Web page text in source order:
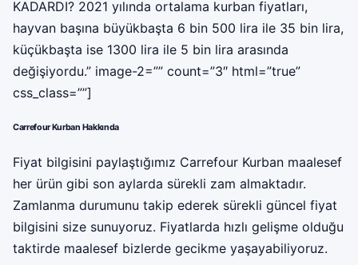
KADARDI? 2021 yılında ortalama kurban fiyatları,
hayvan başına büyükbaşta 6 bin 500 lira ile 35 bin lira,
küçükbaşta ise 1300 lira ile 5 bin lira arasında
değişiyordu.” image-2=”” count=”3″ html=”true”
css_class=””]
Carrefour Kurban Hakkında
Fiyat bilgisini paylaştığımız Carrefour Kurban maalesef
her ürün gibi son aylarda sürekli zam almaktadır.
Zamlanma durumunu takip ederek sürekli güncel fiyat
bilgisini size sunuyoruz. Fiyatlarda hızlı gelişme olduğu
taktirde maalesef bizlerde gecikme yaşayabiliyoruz.